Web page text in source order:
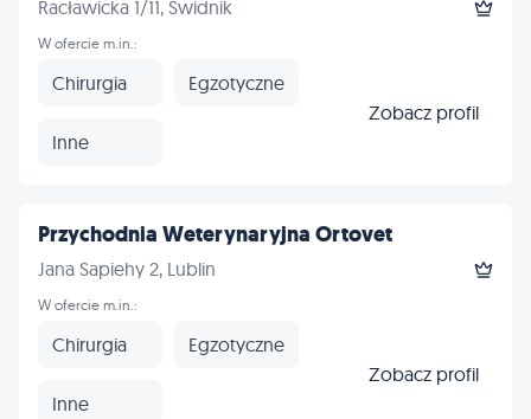
Racławicka 1/11, Świdnik
W ofercie m.in.:
Chirurgia Egzotyczne
Inne
Zobacz profil
Przychodnia Weterynaryjna Ortovet
Jana Sapiehy 2, Lublin
W ofercie m.in.:
Chirurgia Egzotyczne
Inne
Zobacz profil